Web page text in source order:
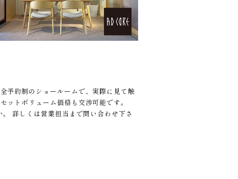
予約制のショールームで、実際に見て触
トボリューム価格も交渉可能です。
詳しくは営業担当まで問い合わせ下さ